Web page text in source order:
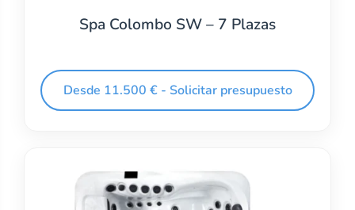
Spa Colombo SW – 7 Plazas
Desde 11.500 € - Solicitar presupuesto